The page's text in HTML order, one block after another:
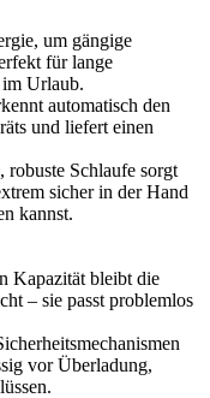
um gängige
für lange
im Urlaub.
automatisch den
und liefert einen
robuste Schlaufe sorgt
sicher in der Hand
kannst.
Kapazität bleibt die
– sie passt problemlos
vor Überladung,